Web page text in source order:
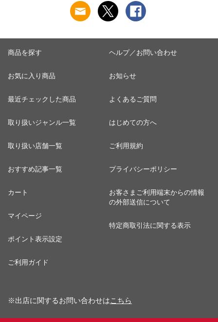
商品を探す
お気に入り商品
最近チェックした商品
取り扱いジャンル一覧
取り扱い店舗一覧
おすすめ記事一覧
カート
マイページ
ポイント表示設定
ご利用ガイド
ヘルプ／お問い合わせ
お知らせ
よくあるご質問
はじめての方へ
ご利用規約
プライバシーポリシー
お客さまご利用端末からの情報
の外部送信について
特定商取引法に関する表示
※出店に関するお問い合わせはこちら